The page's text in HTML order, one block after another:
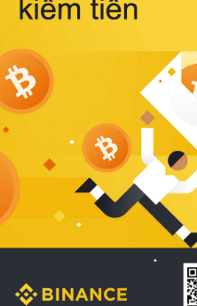
sản phẩm đạt chuẩn chất
tế còn giúp ngăn ngừa tình
khuẩn và nấm mốc trong
thời tiết nóng ẩm. Bạn có thể
thêm các nghiên cứu khoa
động của giấc ngủ và môi
phòng ngủ đối với sức khỏe
người tại Sleep Foundation
Link) để có cái nhìn toàn
2. Các tiêu chí vàng khi lựa
chăn ga gối đệm cao cấp
ngủ
Để sở hữu một bộ chăn ga
cao cấp hoàn hảo cả về
công năng, người tiêu dùng
nhắc kỹ lưỡng các tiêu chí